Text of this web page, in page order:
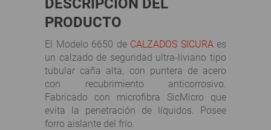
PRODUCTO
El Modelo 6650 de CALZADOS SICURAes
un calzado de seguridad ultra-liviano tipo
tubular caña alta, con puntera de acero
con recubrimiento anticorrosivo.
Fabricado con microfibra SicMicro que
evita la penetración de líquidos. Posee
forro aislante del frío.